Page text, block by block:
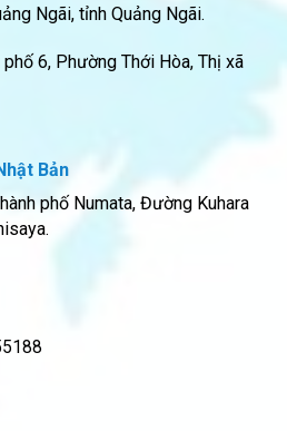
Ngãi, tỉnh Quảng Ngãi.
phố 6, Phường Thới Hòa, Thị xã
Bản
phố Numata, Đường Kuhara